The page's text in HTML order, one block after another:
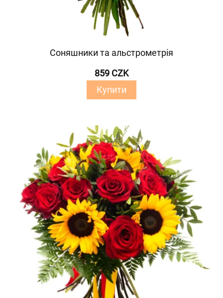
Соняшники та альстрометрія
859 CZK
Купити